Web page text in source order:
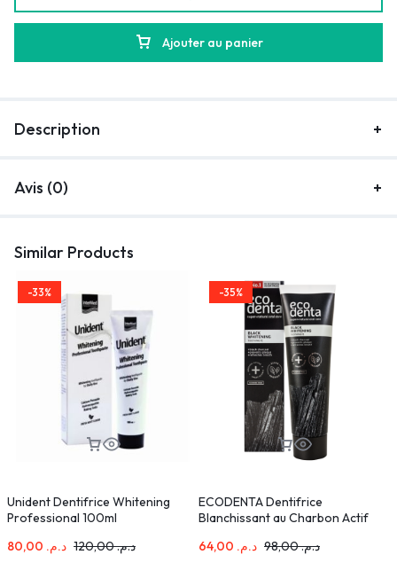
Ajouter au panier
Description
Avis (0)
Similar Products
-33%
Unident Dentifrice Whitening
Professional 100ml
د.م.
د.م.120,00
-35%
ECODENTA Dentifrice
Blanchissant au Charbon Actif
د.م. د.م.98,00